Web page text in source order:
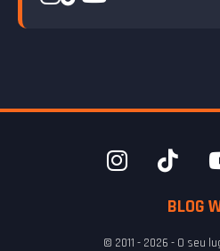
BLOG
© 2011 - 2026 - O seu